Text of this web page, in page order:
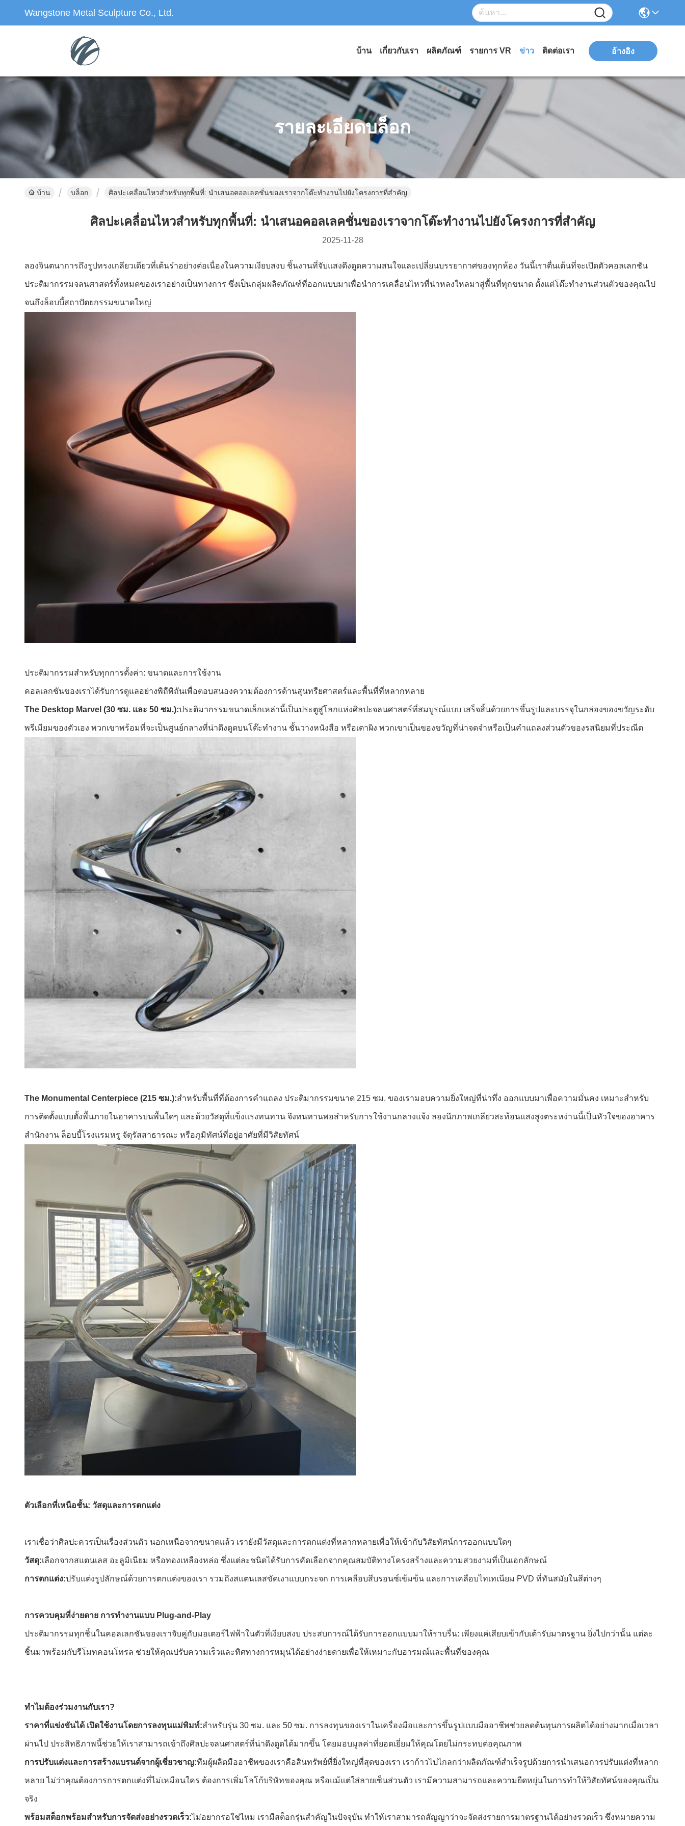
Wangstone Metal Sculpture Co., Ltd.
บ้าน เกี่ยวกับเรา ผลิตภัณฑ์ รายการ VR ข่าว ติดต่อเรา อ้างอิง
รายละเอียดบล็อก
บ้าน บล็อก ศิลปะเคลื่อนไหวสําหรับทุกพื้นที่: นําเสนอคอลเลคชั่นของเราจากโต๊ะทํางานไปยังโครงการที่สําคัญ
ศิลปะเคลื่อนไหวสําหรับทุกพื้นที่: นําเสนอคอลเลคชั่นของเราจากโต๊ะทํางานไปยังโครงการที่สําคัญ
2025-11-28
ลองจินตนาการถึงรูปทรงเกลียวเดียวที่เต้นรำอย่างต่อเนื่องในความเงียบสงบ ชิ้นงานที่จับแสงดึงดูดความสนใจและเปลี่ยนบรรยากาศของทุกห้อง วันนี้เราตื่นเต้นที่จะเปิดตัวคอลเลกชัน
ประติมากรรมจลนศาสตร์ทั้งหมดของเราอย่างเป็นทางการ ซึ่งเป็นกลุ่มผลิตภัณฑ์ที่ออกแบบมาเพื่อนำการเคลื่อนไหวที่น่าหลงใหลมาสู่พื้นที่ทุกขนาด ตั้งแต่โต๊ะทำงานส่วนตัวของคุณไป
จนถึงล็อบบี้สถาปัตยกรรมขนาดใหญ่
ประติมากรรมสำหรับทุกการตั้งค่า: ขนาดและการใช้งาน
คอลเลกชันของเราได้รับการดูแลอย่างพิถีพิถันเพื่อตอบสนองความต้องการด้านสุนทรียศาสตร์และพื้นที่ที่หลากหลาย
The Desktop Marvel (30 ซม. และ 50 ซม.):ประติมากรรมขนาดเล็กเหล่านี้เป็นประตูสู่โลกแห่งศิลปะจลนศาสตร์ที่สมบูรณ์แบบ เสร็จสิ้นด้วยการขึ้นรูปและบรรจุในกล่องของขวัญระดับ
พรีเมียมของตัวเอง พวกเขาพร้อมที่จะเป็นศูนย์กลางที่น่าดึงดูดบนโต๊ะทำงาน ชั้นวางหนังสือ หรือเตาผิง พวกเขาเป็นของขวัญที่น่าจดจำหรือเป็นคำแถลงส่วนตัวของรสนิยมที่ประณีต
The Monumental Centerpiece (215 ซม.):สำหรับพื้นที่ที่ต้องการคำแถลง ประติมากรรมขนาด 215 ซม. ของเรามอบความยิ่งใหญ่ที่น่าทึ่ง ออกแบบมาเพื่อความมั่นคง เหมาะสำหรับ
การติดตั้งแบบตั้งพื้นภายในอาคารบนพื้นใดๆ และด้วยวัสดุที่แข็งแรงทนทาน จึงทนทานพอสำหรับการใช้งานกลางแจ้ง ลองนึกภาพเกลียวสะท้อนแสงสูงตระหง่านนี้เป็นหัวใจของอาคาร
สำนักงาน ล็อบบี้โรงแรมหรู จัตุรัสสาธารณะ หรือภูมิทัศน์ที่อยู่อาศัยที่มีวิสัยทัศน์
ตัวเลือกที่เหนือชั้น: วัสดุและการตกแต่ง
เราเชื่อว่าศิลปะควรเป็นเรื่องส่วนตัว นอกเหนือจากขนาดแล้ว เรายังมีวัสดุและการตกแต่งที่หลากหลายเพื่อให้เข้ากับวิสัยทัศน์การออกแบบใดๆ
วัสดุ:เลือกจากสแตนเลส อะลูมิเนียม หรือทองเหลืองหล่อ ซึ่งแต่ละชนิดได้รับการคัดเลือกจากคุณสมบัติทางโครงสร้างและความสวยงามที่เป็นเอกลักษณ์
การตกแต่ง:ปรับแต่งรูปลักษณ์ด้วยการตกแต่งของเรา รวมถึงสแตนเลสขัดเงาแบบกระจก การเคลือบสีบรอนซ์เข้มข้น และการเคลือบไทเทเนียม PVD ที่ทันสมัยในสีต่างๆ
การควบคุมที่ง่ายดาย การทำงานแบบ Plug-and-Play
ประติมากรรมทุกชิ้นในคอลเลกชันของเราจับคู่กับมอเตอร์ไฟฟ้าในตัวที่เงียบสงบ ประสบการณ์ได้รับการออกแบบมาให้ราบรื่น: เพียงแค่เสียบเข้ากับเต้ารับมาตรฐาน ยิ่งไปกว่านั้น แต่ละ
ชิ้นมาพร้อมกับรีโมทคอนโทรล ช่วยให้คุณปรับความเร็วและทิศทางการหมุนได้อย่างง่ายดายเพื่อให้เหมาะกับอารมณ์และพื้นที่ของคุณ
ทำไมต้องร่วมงานกับเรา?
ราคาที่แข่งขันได้ เปิดใช้งานโดยการลงทุนแม่พิมพ์:สำหรับรุ่น 30 ซม. และ 50 ซม. การลงทุนของเราในเครื่องมือและการขึ้นรูปแบบมืออาชีพช่วยลดต้นทุนการผลิตได้อย่างมากเมื่อเวลา
ผ่านไป ประสิทธิภาพนี้ช่วยให้เราสามารถเข้าถึงศิลปะจลนศาสตร์ที่น่าดึงดูดได้มากขึ้น โดยมอบมูลค่าที่ยอดเยี่ยมให้คุณโดยไม่กระทบต่อคุณภาพ
การปรับแต่งและการสร้างแบรนด์จากผู้เชี่ยวชาญ:ทีมผู้ผลิตมืออาชีพของเราคือสินทรัพย์ที่ยิ่งใหญ่ที่สุดของเรา เราก้าวไปไกลกว่าผลิตภัณฑ์สำเร็จรูปด้วยการนำเสนอการปรับแต่งที่หลาก
หลาย ไม่ว่าคุณต้องการการตกแต่งที่ไม่เหมือนใคร ต้องการเพิ่มโลโก้บริษัทของคุณ หรือแม้แต่ใส่ลายเซ็นส่วนตัว เรามีความสามารถและความยืดหยุ่นในการทำให้วิสัยทัศน์ของคุณเป็น
จริง
พร้อมสต็อกพร้อมสำหรับการจัดส่งอย่างรวดเร็ว:ไม่อยากรอใช่ไหม เรามีสต็อกรุ่นสำคัญในปัจจุบัน ทำให้เราสามารถสัญญาว่าจะจัดส่งรายการมาตรฐานได้อย่างรวดเร็ว ซึ่งหมายความ